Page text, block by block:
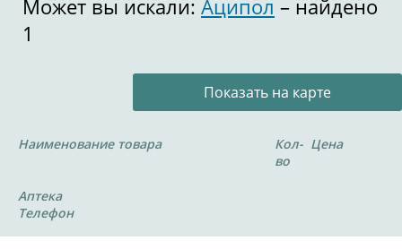
Может вы искали: Аципол – найдено
1
Показать на карте
Наименование товара
Кол-
во
Цена
Аптека
Телефон